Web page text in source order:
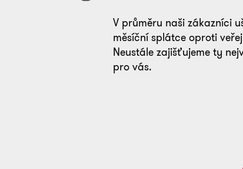
V průměru naši zákazníci
měsíční splátce oproti
Neustále zajišťujeme ty
pro vás.